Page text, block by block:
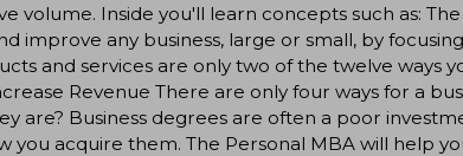
volume. Inside you'll learn concepts such as: The
improve any business, large or small, by
and services are only two of the twelve ways
Revenue There are only four ways for a
are? Business degrees are often a poor
you acquire them. The Personal MBA will help